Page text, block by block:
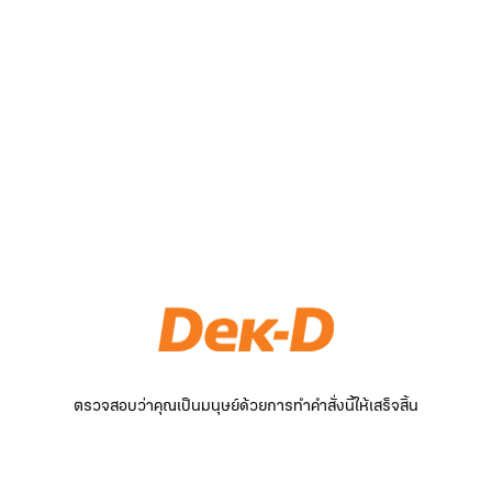
ตรวจสอบว่าคุณเป็นมนุษย์ด้วยการทำคำสั่งนี้ให้เสร็จสิ้น